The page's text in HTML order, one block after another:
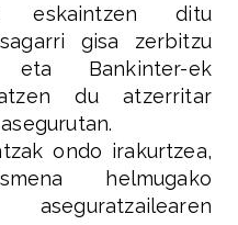
eskaintzen ditu
gisa zerbitzu
eta Bankinter-ek
du atzerritar
ondo irakurtzea,
helmugako